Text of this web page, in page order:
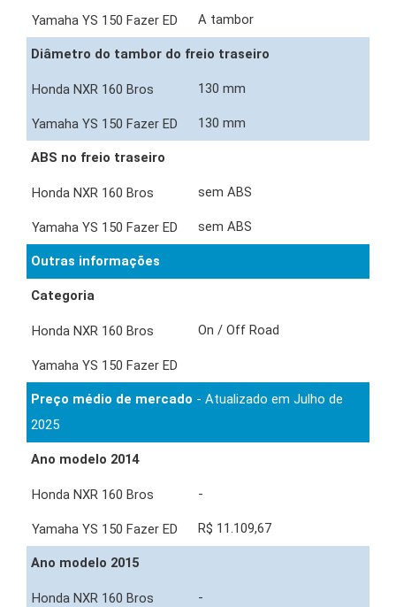
A tambor
Diâmetro do tambor do freio traseiro
130 mm
130 mm
ABS no freio traseiro
sem ABS
sem ABS
Outras informações
Categoria
On / Off Road
Preço médio de mercado - Atualizado em Julho de
2025
Ano modelo 2014
-
R$ 11.109,67
Ano modelo 2015
-